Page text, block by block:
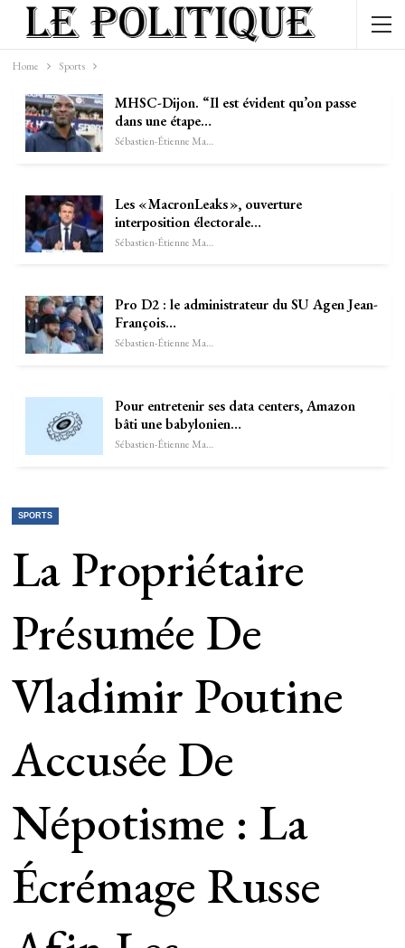
Home Sports
MHSC-Dijon. “Il est évident qu’on passe
dans une étape…
Sébastien-Étienne Marechal
Les « MacronLeaks », ouverture
interposition électorale…
Sébastien-Étienne Marechal
Pro D2 : le administrateur du SU Agen Jean-
François…
Sébastien-Étienne Marechal
Pour entretenir ses data centers, Amazon
bâti une babylonien…
Sébastien-Étienne Marechal
SPORTS
La Propriétaire
Présumée De
Vladimir Poutine
Accusée De
Népotisme : La
Écrémage Russe